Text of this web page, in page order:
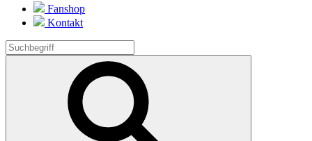
Fanshop
Kontakt